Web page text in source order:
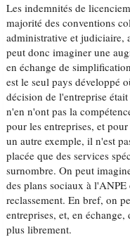
Les indemnités de
majorité des conventions
administrative et judiciaire,
peut donc imaginer une
en échange de
est le seul pays développé
décision de l'entreprise
n'en n'ont pas la
pour les entreprises, et
un autre exemple, il n'est
placée que des services
surnombre. On peut
des plans sociaux à l'ANPE
reclassement. En bref, on
entreprises, et, en
plus librement.